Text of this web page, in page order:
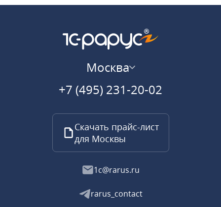
Москва
+7 (495) 231-20-02
Скачать прайс-лист
для Москвы
1c@rarus.ru
rarus_contact